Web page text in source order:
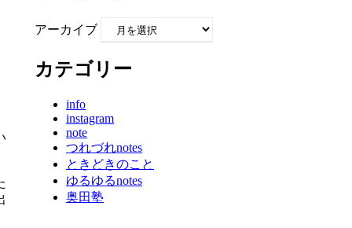
アーカイブ
カテゴリー
info
instagram
note
つれづれnotes
ときどきのこと
ゆるゆるnotes
奥田塾